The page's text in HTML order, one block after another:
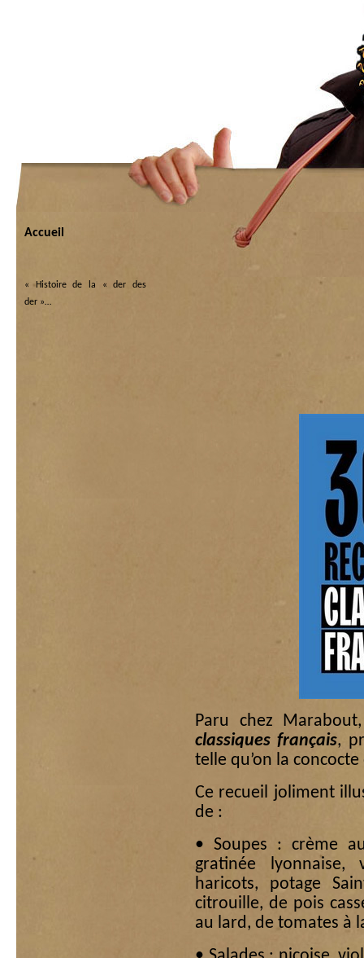
Accueil
« Histoire de la « der des
der »…
Paru chez
classiques français,
telle qu’on la concocte
Ce recueil joliment
de :
• Soupes : crème
gratinée
haricots, potage
citrouille, de pois
au lard, de tomates à